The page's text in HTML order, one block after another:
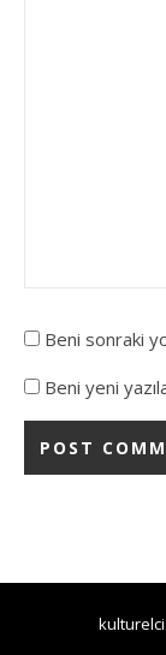
Beni sonraki
Beni yeni